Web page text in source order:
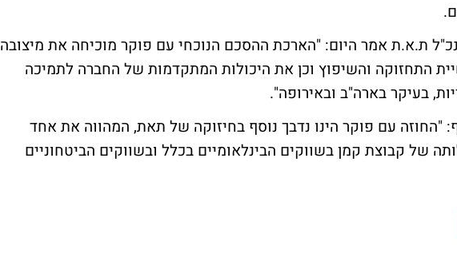
ת.א.ת אמר היום: "הארכת ההסכם הנוכחי עם פוקר מוכיחה את מיצובה
התחזוקה והשיפוץ וכן את היכולות המתקדמות של החברה לתמיכה
בעיקר בארה"ב ובאירופה".
"החוזה עם פוקר הינו נדבך נוסף בחיזוקה של תאת, המהווה את אחד
של קבוצת קמן בשווקים הבינלאומיים בכלל ובשווקים הביטחוניים